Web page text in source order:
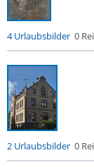
4 Urlaubsbilder 0
2 Urlaubsbilder 0